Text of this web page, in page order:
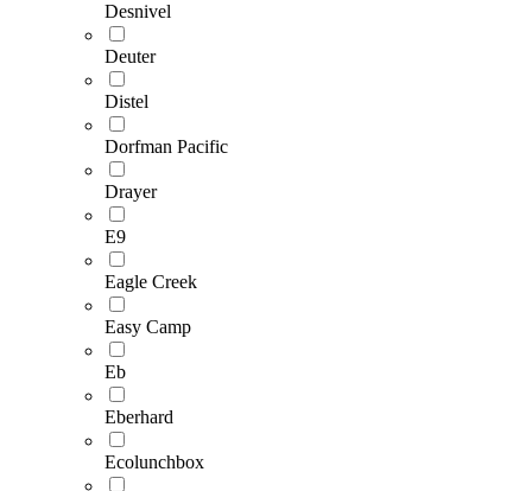
Desnivel
Deuter
Distel
Dorfman Pacific
Drayer
E9
Eagle Creek
Easy Camp
Eb
Eberhard
Ecolunchbox